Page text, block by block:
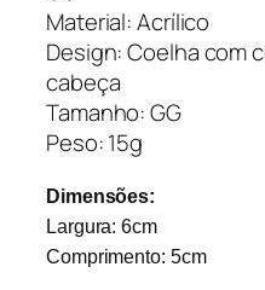
Material: Acrílico
Design: Coelha com
cabeça
Tamanho: GG
Peso: 15g
Dimensões:
Largura: 6cm
Comprimento: 5cm